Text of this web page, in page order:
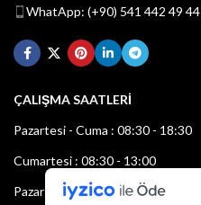
WhatApp: (+90) 541 442 49 44
ÇALIŞMA SAATLERİ
Pazartesi - Cuma : 08:30 - 18:30
Cumartesi : 08:30 - 13:00
Pazar: Kapalı